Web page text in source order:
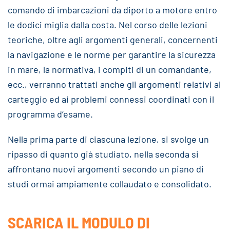
comando di imbarcazioni da diporto a motore entro
le dodici miglia dalla costa. Nel corso delle lezioni
teoriche, oltre agli argomenti generali, concernenti
la navigazione e le norme per garantire la sicurezza
in mare, la normativa, i compiti di un comandante,
ecc., verranno trattati anche gli argomenti relativi al
carteggio ed ai problemi connessi coordinati con il
programma d’esame.
Nella prima parte di ciascuna lezione, si svolge un
ripasso di quanto già studiato, nella seconda si
affrontano nuovi argomenti secondo un piano di
studi ormai ampiamente collaudato e consolidato.
SCARICA IL MODULO DI